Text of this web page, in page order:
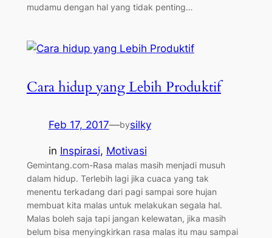
mudamu dengan hal yang tidak penting…
Cara hidup yang Lebih Produktif
Feb 17, 2017—bysilky
in Inspirasi, Motivasi
Gemintang.com-Rasa malas masih menjadi musuh
dalam hidup. Terlebih lagi jika cuaca yang tak
menentu terkadang dari pagi sampai sore hujan
membuat kita malas untuk melakukan segala hal.
Malas boleh saja tapi jangan kelewatan, jika masih
belum bisa menyingkirkan rasa malas itu mau sampai